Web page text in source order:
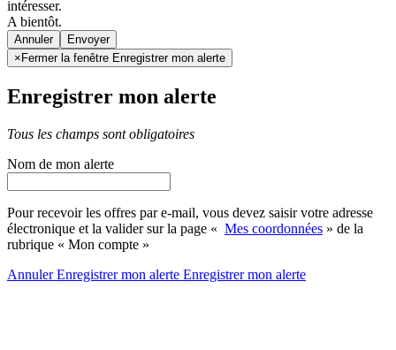
intéresser.
A bientôt.
Annuler
× Fermer la fenêtre Enregistrer mon alerte
Enregistrer mon alerte
Tous les champs sont obligatoires
Nom de mon alerte
Pour recevoir les offres par e-mail, vous devez saisir votre adresse
électronique et la valider sur la page « Mes coordonnées » de la
rubrique « Mon compte »
AnnulerEnregistrer mon alerte Enregistrermon alerte